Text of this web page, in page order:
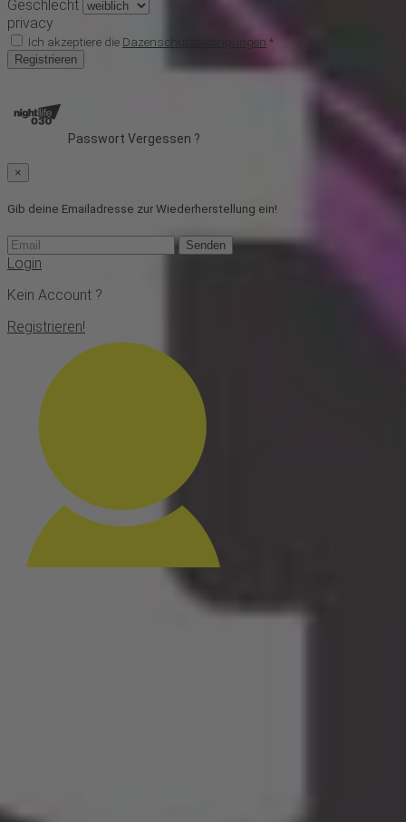
Geschlecht
privacy
Ich akzeptiere die Dazenschutzbedingungen *
Registrieren
Passwort Vergessen ?
×
Gib deine Emailadresse zur Wiederherstellung ein!
Senden
Login
Kein Account ?
Registrieren!